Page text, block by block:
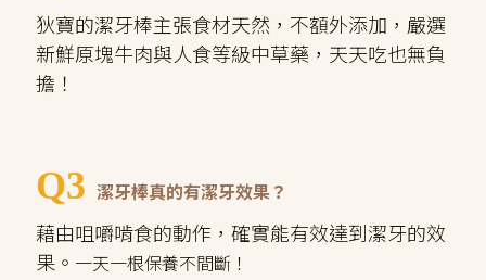
狄寶的潔牙棒主張食材天然，不額外添加，嚴選
新鮮原塊牛肉與人食等級中草藥，天天吃也無負
擔！
Q3 潔牙棒真的有潔牙效果？
藉由咀嚼啃食的動作，確實能有效達到潔牙的效
果。 一天一根保養不間斷！